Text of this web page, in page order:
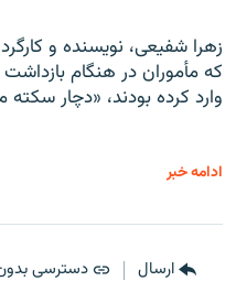
زهرا شفیعی، نویسنده و
وارد کرده بودند، «دچار
ادامه خبر
ارسال دسترسی